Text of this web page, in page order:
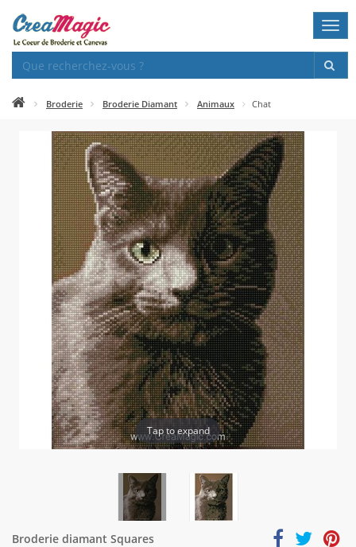
Broderie Broderie Diamant Animaux Chat
Tap to expand
Broderie diamant Squares